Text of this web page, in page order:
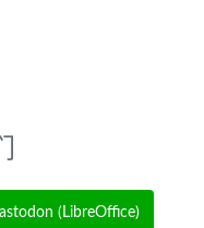
(LibreOffice)